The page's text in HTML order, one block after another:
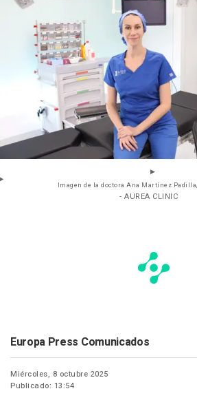
Imagen de la doctora Ana Martínez
- AUREA CLINIC
Europa Press Comunicados
Miércoles, 8 octubre 2025
Publicado: 13:54